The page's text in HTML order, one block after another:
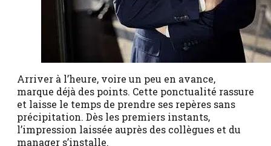
Arriver à l’heure, voire un peu en avance,
marque déjà des points. Cette ponctualité rassure
et laisse le temps de prendre ses repères sans
précipitation. Dès les premiers instants,
l’impression laissée auprès des collègues et du
manager s’installe.